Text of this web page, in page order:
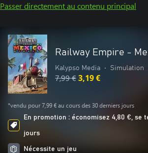
Passer directement au contenu principal
Railway Empire -
Kalypso Media • Simulation
7,99 €3,19 €
*vendu pour 7,99 € au cours des 30 derniers jours
En promotion : économisez 4,80 €, se
jours
Nécessite un jeu